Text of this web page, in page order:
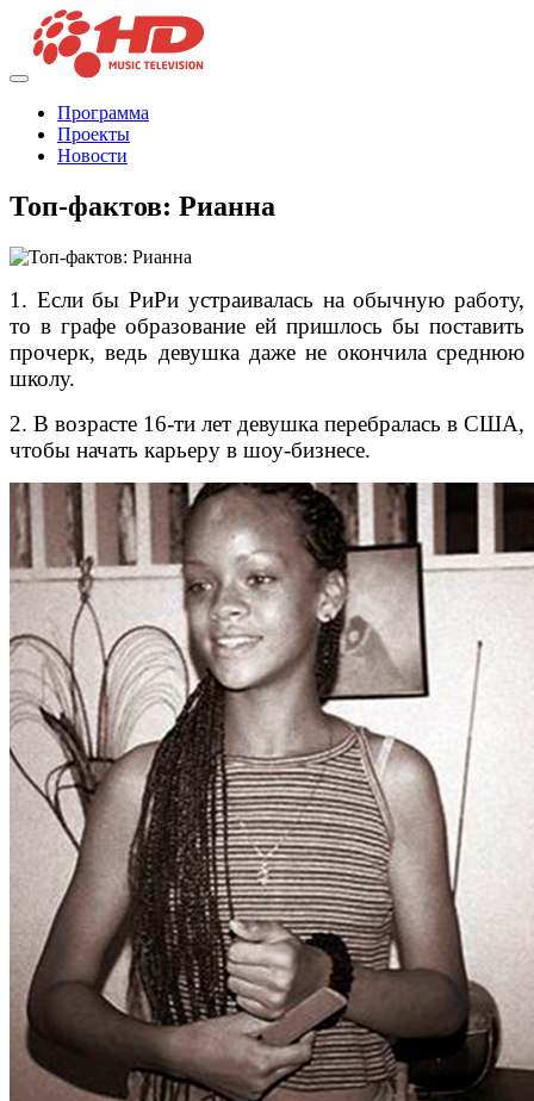
Программа
Проекты
Новости
Топ-фактов: Рианна
1. Если бы РиРи устраивалась на обычную работу,
то в графе образование ей пришлось бы поставить
прочерк, ведь девушка даже не окончила среднюю
школу.
2. В возрасте 16-ти лет девушка перебралась в США,
чтобы начать карьеру в шоу-бизнесе.